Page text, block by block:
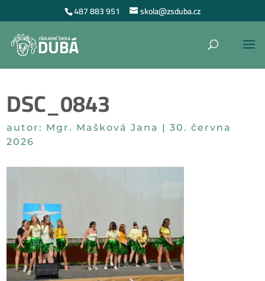
487 883 951 skola@zsduba.cz
DSC_0843
autor: Mgr. Mašková Jana |30. června
2026